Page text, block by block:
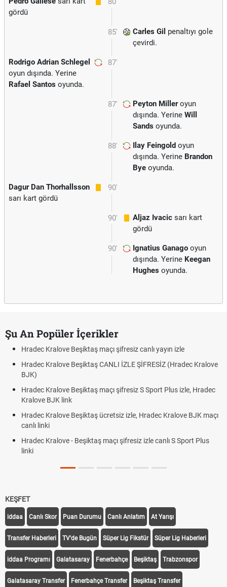
gördü
85' Carles Gil penaltıyı gole
çevirdi.
87'
Rodrigo Adrian Schlegel
oyun dışında. Yerine
Rafael Santos oyunda.
87' Peyton Milleroyun
dışında. Yerine Will
Sands oyunda.
88' Ilay Feingold oyun
dışında. Yerine Brandon
Bye oyunda.
90'
Dagur Dan Thorhallsson
sarı kart gördü
90' Aljaz Ivacic sarı kart
gördü
90' Ignatius Ganago oyun
dışında. Yerine Keegan
Hughes oyunda.
Şu An Popüler İçerikler
Hradec Kralove Beşiktaş maçı şifresiz canlı yayın izle
Hradec Kralove Beşiktaş CANLI İZLE ŞİFRESİZ (Hradec Kralove
BJK)
Hradec Kralove Beşiktaş maçı şifresiz S Sport Plus izle, Hradec
Kralove BJK link
Hradec Kralove Beşiktaş ücretsiz izle, Hradec Kralove BJK maçı
canlı linki
Hradec Kralove - Beşiktaş maçı şifresiz izle canlı S Sport Plus
linki
KEŞFET
iddaa Canlı Skor Puan Durumu Canlı Anlatım At Yarışı
Transfer Haberleri TV'de Bugün Süper Lig Fikstür Süper Lig Haberleri
iddaa Programı Galatasaray Fenerbahçe Beşiktaş Trabzonspor
Galatasaray Transfer Fenerbahçe Transfer Beşiktaş Transfer